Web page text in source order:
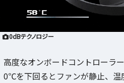
0dBテクノロジー
高度なオンボードコントローラ
0℃を下回るとファンが静止、温